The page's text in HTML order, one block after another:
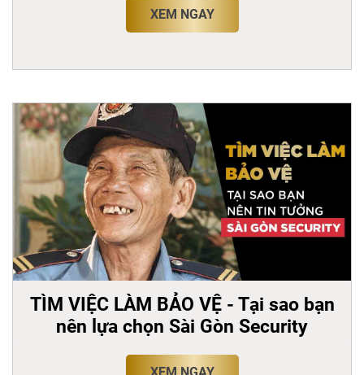
XEM NGAY
TÌM VIỆC LÀM BẢO VỆ - Tại sao bạn
nên lựa chọn Sài Gòn Security
XEM NGAY